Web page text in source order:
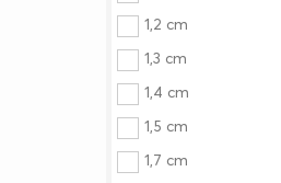
1,2 cm
1,3 cm
1,4 cm
1,5 cm
1,7 cm